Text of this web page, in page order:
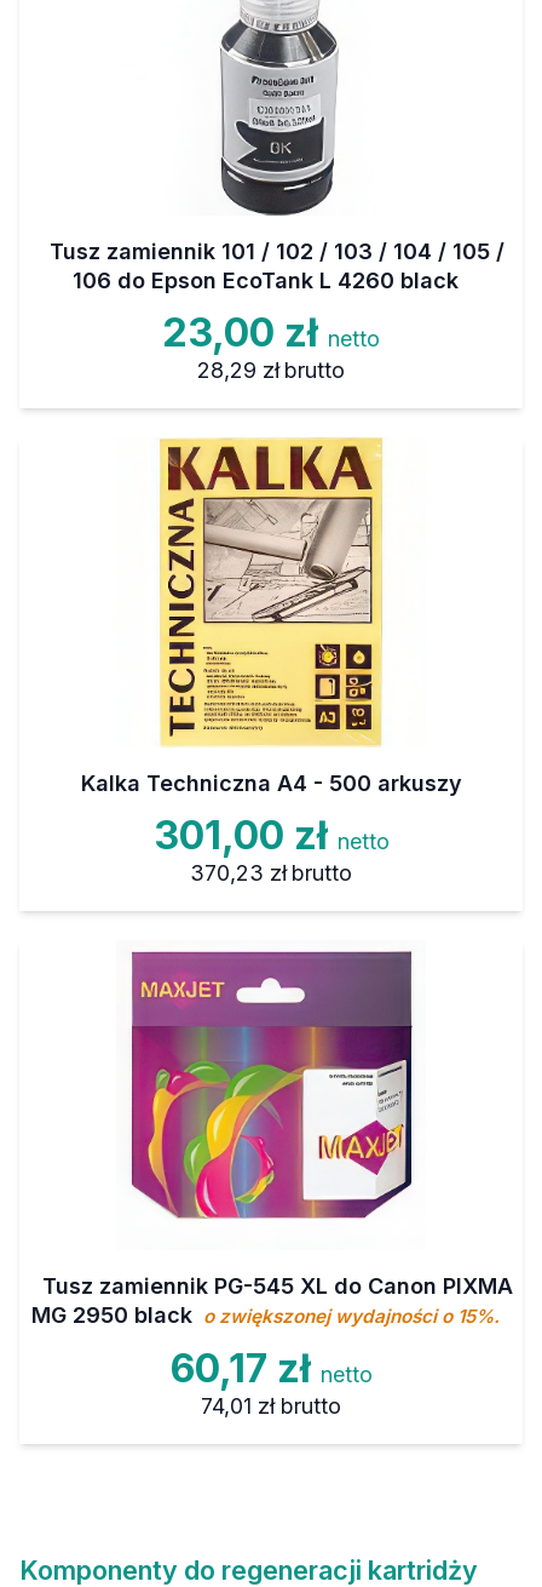
Tusz zamiennik 101 / 102 / 103 / 104 / 105 /
106 do Epson EcoTank L 4260 black
23,00 zł netto
28,29 zł brutto
Kalka Techniczna A4 - 500 arkuszy
301,00 zł netto
370,23 zł brutto
Tusz zamiennik PG-545 XL do Canon PIXMA
MG 2950 black o zwiększonej wydajności o 15%.
60,17 zł netto
74,01 zł brutto
Komponenty do regeneracji kartridży